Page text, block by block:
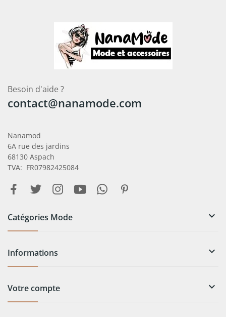
Besoin d'aide ?
contact@nanamode.com
Nanamod
6A rue des jardins
68130 Aspach
TVA: FR07982425084
Catégories Mode 
Informations 
Votre compte 